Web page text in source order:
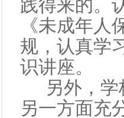
践得来的。
《未成年
规，认真学
识讲座。
另外，
另一方面充